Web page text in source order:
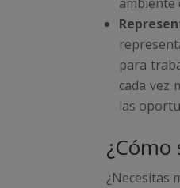
para
cada vez
las
¿Necesitas